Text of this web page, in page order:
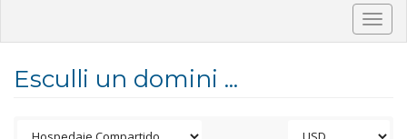
Esculli un domini ...